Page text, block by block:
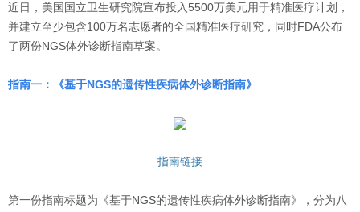
近日，美国国立卫生研究院宣布投入5500万美元用于精准医疗计划，
并建立至少包含100万名志愿者的全国精准医疗研究，同时FDA公布
了两份NGS体外诊断指南草案。
指南一：《基于NGS的遗传性疾病体外诊断指南》
指南链接
第一份指南标题为《基于NGS的遗传性疾病体外诊断指南》，分为八